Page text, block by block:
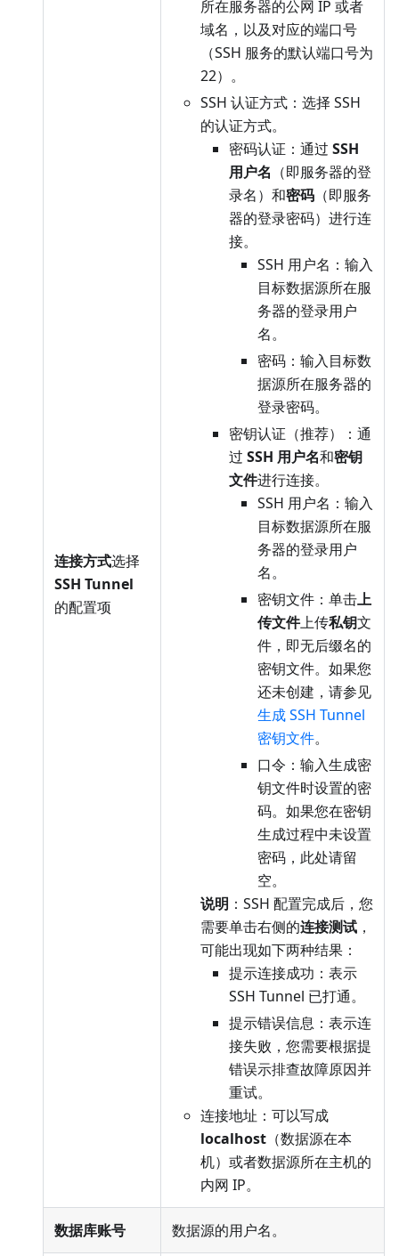
连接方式选择
SSH Tunnel
的配置项
所在服务器的公网 IP 或者
域名，以及对应的端口号
（SSH 服务的默认端口号为
22）。
SSH 认证方式：选择 SSH
的认证方式。
密码认证：通过 SSH
用户名 （即服务器的登
录名）和密码 （即服务
器的登录密码）进行连
接。
SSH 用户名：输入
目标数据源所在服
务器的登录用户
名。
密码：输入目标数
据源所在服务器的
登录密码。
密钥认证（推荐）：通
过 SSH 用户名和密钥
文件进行连接。
SSH 用户名：输入
目标数据源所在服
务器的登录用户
名。
密钥文件：单击上
传文件上传私钥文
件，即无后缀名的
密钥文件。如果您
还未创建，请参见
生成 SSH Tunnel
密钥文件。
口令：输入生成密
钥文件时设置的密
码。如果您在密钥
生成过程中未设置
密码，此处请留
空。
说明 ：SSH 配置完成后，您
需要单击右侧的连接测试 ，
可能出现如下两种结果：
提示连接成功：表示
SSH Tunnel 已打通。
提示错误信息：表示连
接失败，您需要根据提
错误示排查故障原因并
重试。
连接地址：可以写成
localhost （数据源在本
机）或者数据源所在主机的
内网 IP。
数据库账号 数据源的用户名。